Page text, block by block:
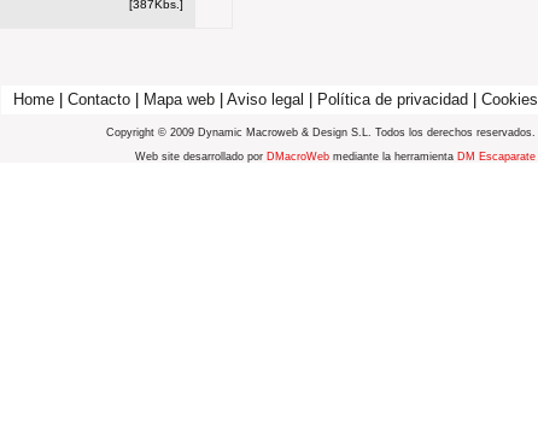
[387Kbs.]
Home Contacto Mapa web Aviso legal Política de privacidad Cookies
Copyright © 2009 Dynamic Macroweb & Design S.L. Todos los derechos reservados.
Web site desarrollado por DMacroWeb mediante la herramienta DM Escaparate